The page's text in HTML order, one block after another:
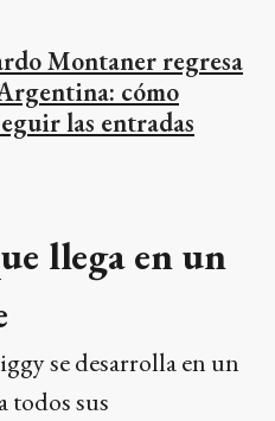
Montaner regresa
cómo
las entradas
llega en un
se desarrolla en un
todos sus